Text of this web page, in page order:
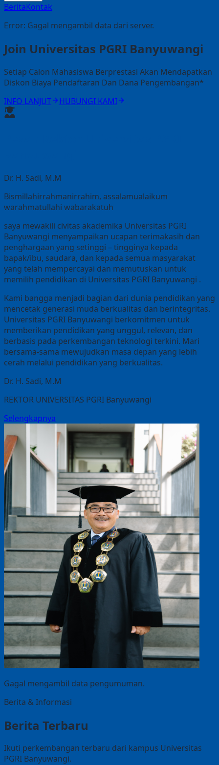
BeritaKontak
Error: Gagal mengambil data dari server.
Join Universitas PGRI Banyuwangi
Setiap Calon Mahasiswa Berprestasi Akan Mendapatkan
Diskon Biaya Pendaftaran Dan Dana Pengembangan*
INFO LANJUT
HUBUNGI KAMI
Dr. H. Sadi, M.M
Bismillahirrahmanirrahim, assalamualaikum
warahmatullahi wabarakatuh
saya mewakili civitas akademika Universitas PGRI
Banyuwangi menyampaikan ucapan terimakasih dan
penghargaan yang setinggi – tingginya kepada
bapak/ibu, saudara, dan kepada semua masyarakat
yang telah mempercayai dan memutuskan untuk
memilih pendidikan di Universitas PGRI Banyuwangi .
Kami bangga menjadi bagian dari dunia pendidikan yang
mencetak generasi muda berkualitas dan berintegritas.
Universitas PGRI Banyuwangi berkomitmen untuk
memberikan pendidikan yang unggul, relevan, dan
berbasis pada perkembangan teknologi terkini. Mari
bersama-sama mewujudkan masa depan yang lebih
cerah melalui pendidikan yang berkualitas.
Dr. H. Sadi, M.M
REKTOR UNIVERSITAS PGRI Banyuwangi
Selengkapnya
Gagal mengambil data pengumuman.
Berita & Informasi
Berita Terbaru
Ikuti perkembangan terbaru dari kampus Universitas
PGRI Banyuwangi.